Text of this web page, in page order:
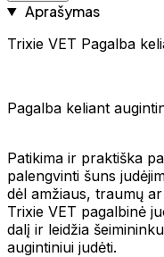
Aprašymas
Trixie VET Pagalba
Pagalba keliant
Patikima ir praktiška
palengvinti šuns
dėl amžiaus, traumų
Trixie VET pagalbinė
dalį ir leidžia
augintiniui judėti.